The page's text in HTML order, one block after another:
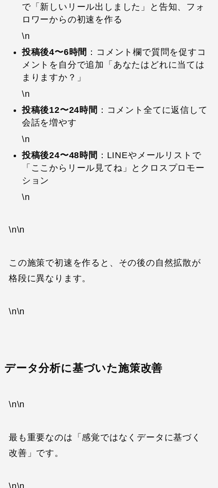
で「新しいリール出しました」と告知、フォ
ロワーからの初速を作る
\n
投稿後4〜6時間 ：コメント欄で質問を促すコ
メントを自分で追加「あなたはどれに当ては
まりますか？」
\n
投稿後12〜24時間 ：コメント全てに返信して
会話を増やす
\n
投稿後24〜48時間 ：LINEやメールリストで
「ここからリール見てね」とクロスプロモー
ション
\n
\n\n
この施策で初速を作ると、その後の自然拡散が
格段に異なります。
\n\n
データ分析に基づいた施策改善
\n\n
最も重要なのは「感覚ではなくデータに基づく
改善」です。
\n\n